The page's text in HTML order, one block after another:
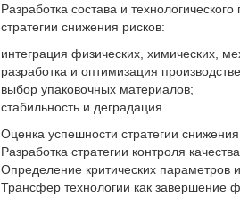
Разработка состава и
стратегии снижения рисков:
интеграция физических, химических,
разработка и оптимизация
выбор упаковочных материалов;
стабильность и деградация.
Оценка успешности стратегии
Разработка стратегии контроля качества.
Определение критических параметров
Трансфер технологии как завершение